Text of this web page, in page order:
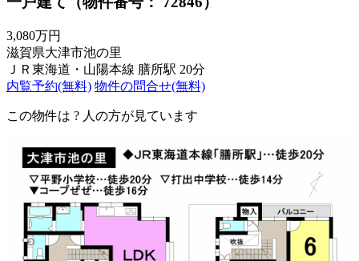
3,080万円
滋賀県大津市池の里
ＪＲ東海道・山陽本線 膳所駅 20分
内覧予約(無料) 物件の問合せ(無料)
この物件は ? 人の方が見ています